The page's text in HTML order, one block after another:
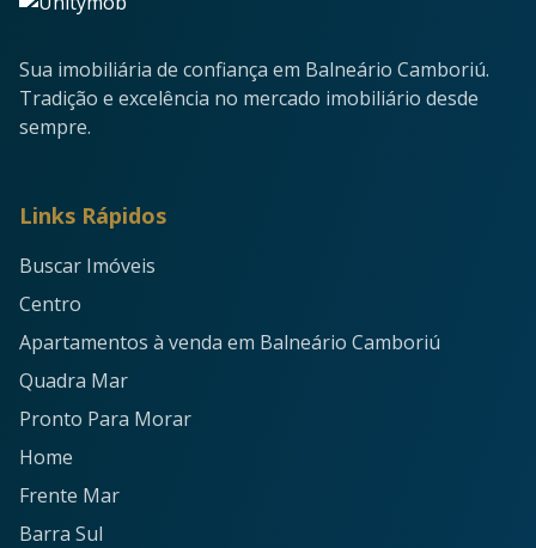
Sua imobiliária de confiança em Balneário Camboriú.
Tradição e excelência no mercado imobiliário desde
sempre.
Links Rápidos
Buscar Imóveis
Centro
Apartamentos à venda em Balneário Camboriú
Quadra Mar
Pronto Para Morar
Home
Frente Mar
Barra Sul